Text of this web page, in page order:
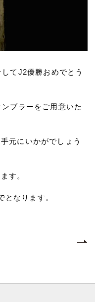
てJ2優勝おめでとう
ブラーをご用意いた
元にいかがでしょう
す。
なります。